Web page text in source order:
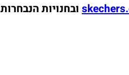
ובחנויות